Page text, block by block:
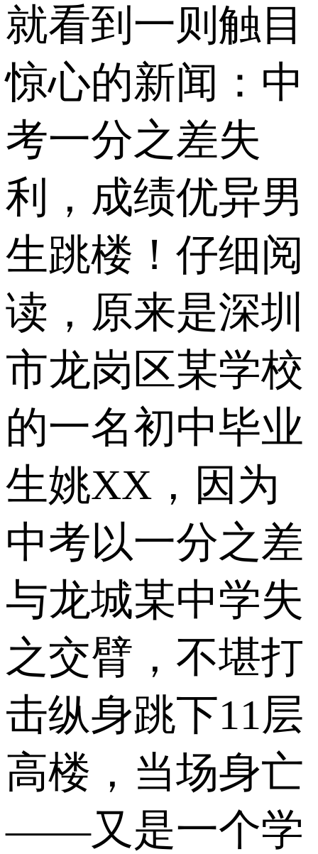
就看到一则触目
惊心的新闻：中
考一分之差失
利，成绩优异男
生跳楼！仔细阅
读，原来是深圳
市龙岗区某学校
的一名初中毕业
生姚XX，因为
中考以一分之差
与龙城某中学失
之交臂，不堪打
击纵身跳下11层
高楼，当场身亡
——又是一个学